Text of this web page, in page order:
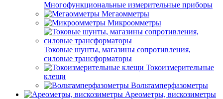
Многофункциональные измерительные приборы
Мегаомметры
Микроомметры
Токовые шунты, магазины сопротивления,
силовые трансформаторы
Токоизмерительные
клещи
Вольтамперфазометры
Ареометры, вискозиметры